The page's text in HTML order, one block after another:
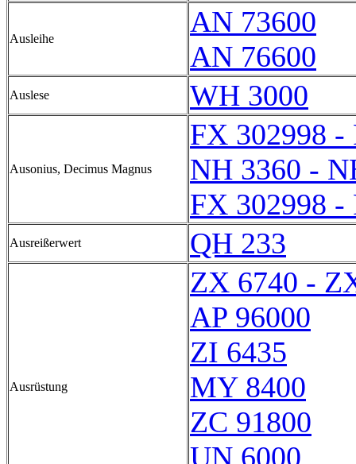
Ausleihe
AN 73600
AN 76600
Auslese WH 3000
Ausonius, Decimus Magnus
FX 302998 -
NH 3360 -
FX 302998 -
Ausreißerwert QH 233
Ausrüstung
ZX 6740 -
AP 96000
ZI 6435
MY 8400
ZC 91800
UN 6000